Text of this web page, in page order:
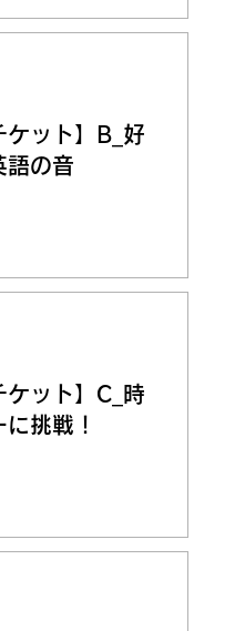
ケット】B_好
語の音
ケット】C_時
挑戦！